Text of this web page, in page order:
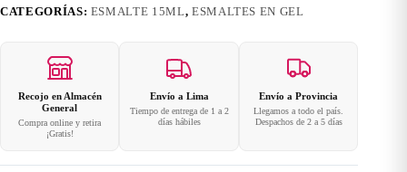
CATEGORÍAS: ESMALTE 15ML, ESMALTES EN GEL
Recojo en Almacén
General
Compra online y retira
¡Gratis!
Envío a Lima
Tiempo de entrega de 1 a 2
días hábiles
Envío a Provincia
Llegamos a todo el país.
Despachos de 2 a 5 días